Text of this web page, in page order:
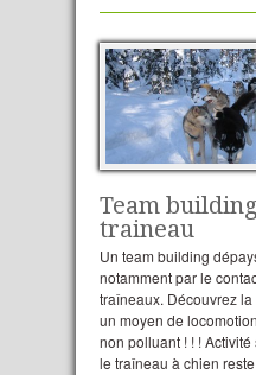
Team
traineau
Un team building
notamment par le
traîneaux. Découvrez
un moyen de
non polluant ! ! !
le traîneau à chien